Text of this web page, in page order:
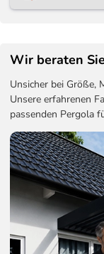
Wir beraten
Unsicher bei Größe,
Unsere erfahrenen
passenden Pergola